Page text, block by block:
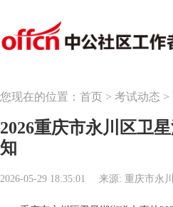
您现在的位置： 首页 > 考试动态 >
2026重庆市永川区卫
知
2026-05-29 18:35:01 来源: 重庆市永